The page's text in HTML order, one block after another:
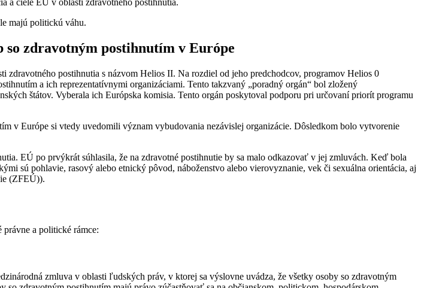
a ciele EÚ v oblasti zdravotného postihnutia.
majú politickú váhu.
so zdravotným postihnutím v Európe
postihnutia s názvom Helios II. Na rozdiel od jeho predchodcov, programov Helios 0
a ich reprezentatívnymi organizáciami. Tento takzvaný „poradný orgán“ bol zložený
štátov. Vyberala ich Európska komisia. Tento orgán poskytoval podporu pri určovaní priorít programu
v Európe si vtedy uvedomili význam vybudovania nezávislej organizácie. Dôsledkom bolo vytvorenie
EÚ po prvýkrát súhlasila, že na zdravotné postihnutie by sa malo odkazovať v jej zmluvách. Keď bola
sú pohlavie, rasový alebo etnický pôvod, náboženstvo alebo vierovyznanie, vek či sexuálna orientácia, aj
(ZFEÚ)).
a politické rámce:
zmluva v oblasti ľudských práv, v ktorej sa výslovne uvádza, že všetky osoby so zdravotným